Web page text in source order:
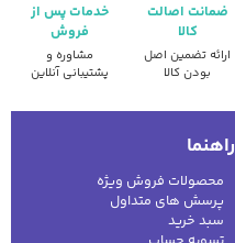
ضمانت اصالت
کالا
ارائه تضمین اصل
بودن کالا
خدمات پس از
فروش
مشاوره و
پشتیبانی آنلاین
راهنما
محصولات فروش ویژه
پرسش های متداول
سبد خرید